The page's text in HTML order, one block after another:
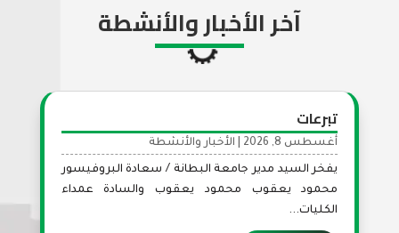
آخر الأخبار والأنشطة
تبرعات
أغسطس 8, 2026 الأخبار والأنشطة
يفخر السيد مدير جامعة البطانة / سعادة البروفيسور
محمود يعقوب محمود يعقوب والسادة عمداء
الكليات...